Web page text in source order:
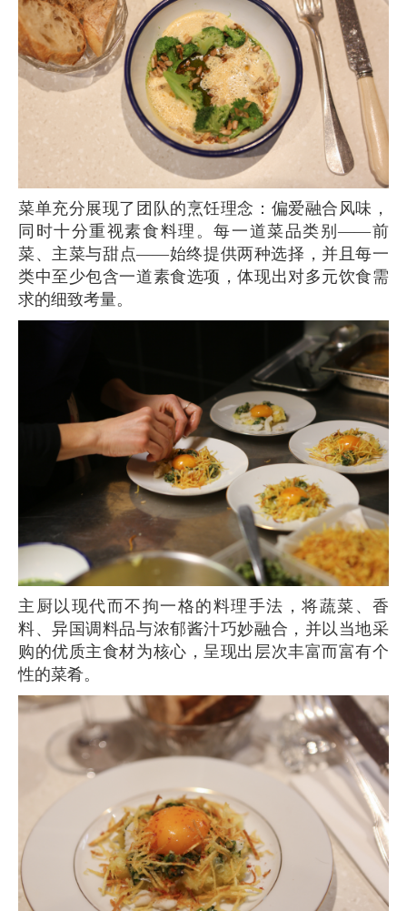
菜单充分展现了团队的烹饪理念：偏爱融合风味，
同时十分重视素食料理。每一道菜品类别——前
菜、主菜与甜点——始终提供两种选择，并且每一
类中至少包含一道素食选项，体现出对多元饮食需
求的细致考量。
主厨以现代而不拘一格的料理手法，将蔬菜、香
料、异国调料品与浓郁酱汁巧妙融合，并以当地采
购的优质主食材为核心，呈现出层次丰富而富有个
性的菜肴。